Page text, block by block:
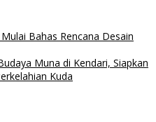
Bahas Rencana Desain
Muna di Kendari, Siapkan
Kuda